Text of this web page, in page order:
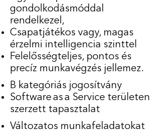
gondolkodásmóddal
rendelkezel,
Csapatjátékos vagy, magas
érzelmi intelligencia szinttel
Felelősségteljes, pontos és
precíz munkavégzés jellemez.
B kategóriás jogosítvány
Software as a Service területen
szerzett tapasztalat
Változatos munkafeladatokat